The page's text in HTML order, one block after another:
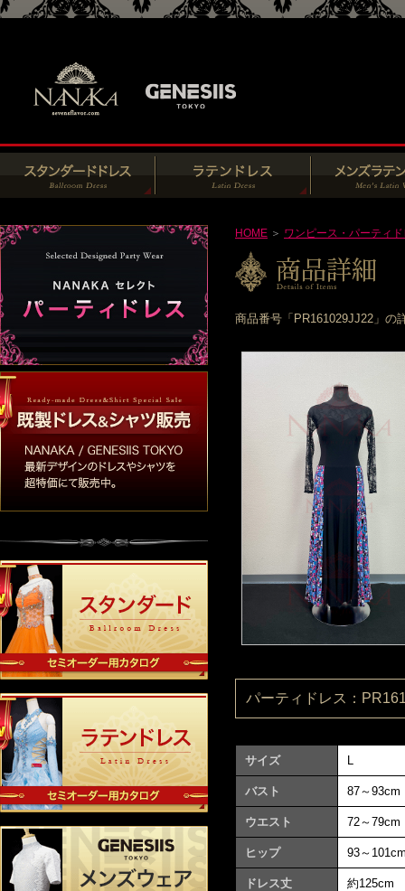
HOME ＞ ワンピース・パーティ
商品番号「PR161029JJ22」の
パーティドレス：
サイズ L
バスト 87～93cm
ウエスト 72～79cm
ヒップ 93～
ドレス丈 約125cm